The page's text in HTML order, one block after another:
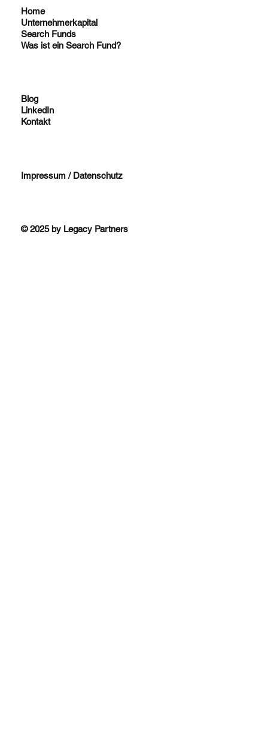
Home
Unternehmerkapital
Search Funds
Was ist ein Search Fund?
Blog
LinkedIn
Kontakt
Impressum / Datenschutz
© 2025 by Legacy Partners